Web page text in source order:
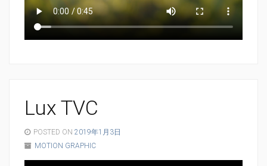
Lux TVC
POSTED ON 2019年1月3日
MOTION GRAPHIC